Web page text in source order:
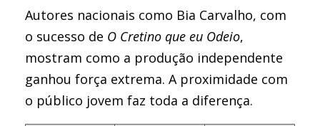
Autores nacionais como Bia Carvalho, com
o sucesso de O Cretino que eu Odeio,
mostram como a produção independente
ganhou força extrema. A proximidade com
o público jovem faz toda a diferença.